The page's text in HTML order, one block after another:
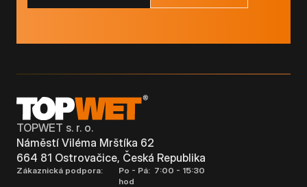
TOPWET s. r. o.
Náměstí Viléma Mrštíka 62
664 81 Ostrovačice, Česká Republika
Zákaznická podpora:
Po - Pá: 7:00 - 15:30
hod